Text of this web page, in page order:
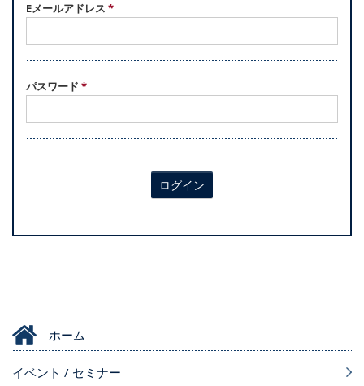
Eメールアドレス *
パスワード *
ログイン
ホーム
イベント / セミナー